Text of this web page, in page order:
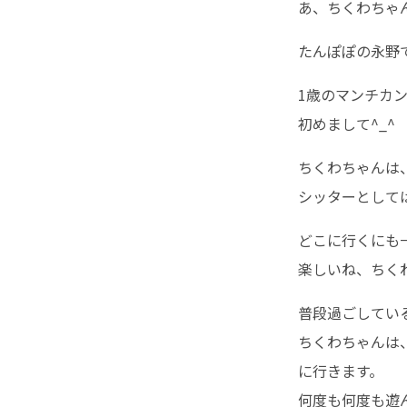
あ、ちくわちゃ
たんぽぽの永野
1歳のマンチカ
初めまして^_^
ちくわちゃんは
シッターとして
どこに行くに
楽しいね、ち
普段過ごしてい
ちくわちゃんは
に行きます。
何度も何度も